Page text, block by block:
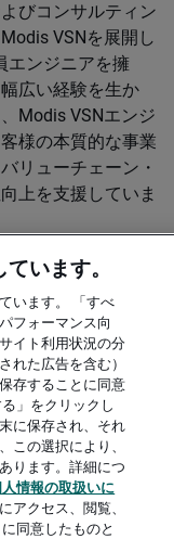
びコンサルティン
VSNを展開し
エンジニアを擁
広い経験を生か
Modis VSNエンジ
様の本質的な事業
リューチェーン・
上を支援していま
ついて
a function
います。
います。 「すべ
フォーマンス向
イト利用状況の分
れた広告を含む）
存することに同意
」をクリックし
に保存され、それ
この選択により、
ります。詳細につ
情報の取扱いに
アクセス、閲覧、
に同意したものと